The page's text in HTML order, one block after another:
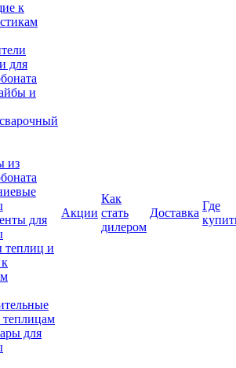
к
для
и
из
для
теплиц и
для
Акции
Как
стать
дилером
Доставка
Где